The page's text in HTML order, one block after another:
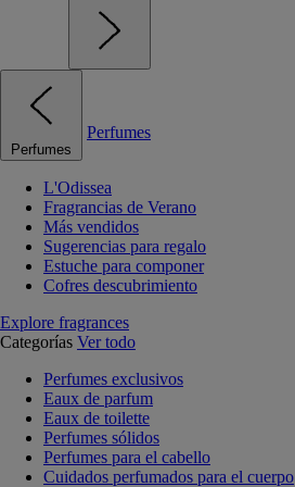
Perfumes
Perfumes
L'Odissea
Fragrancias de Verano
Más vendidos
Sugerencias para regalo
Estuche para componer
Cofres descubrimiento
Explore fragrances
Categorías Ver todo
Perfumes exclusivos
Eaux de parfum
Eaux de toilette
Perfumes sólidos
Perfumes para el cabello
Cuidados perfumados para el cuerpo